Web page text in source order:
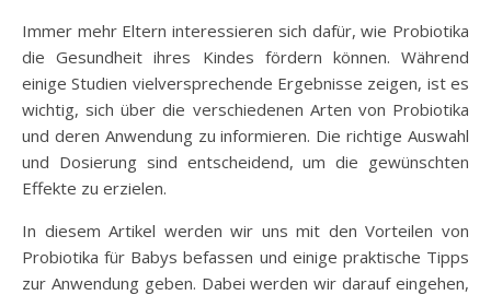
Immer mehr Eltern interessieren sich dafür, wie Probiotika
die Gesundheit ihres Kindes fördern können. Während
einige Studien vielversprechende Ergebnisse zeigen, ist es
wichtig, sich über die verschiedenen Arten von Probiotika
und deren Anwendung zu informieren. Die richtige Auswahl
und Dosierung sind entscheidend, um die gewünschten
Effekte zu erzielen.
In diesem Artikel werden wir uns mit den Vorteilen von
Probiotika für Babys befassen und einige praktische Tipps
zur Anwendung geben. Dabei werden wir darauf eingehen,